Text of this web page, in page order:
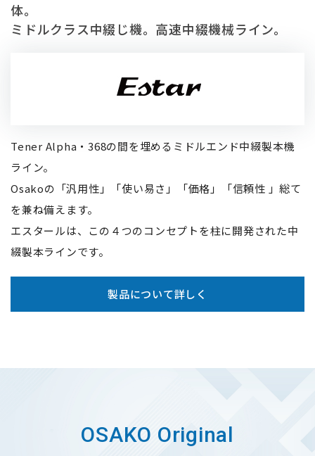
体。
ミドルクラス中綴じ機。⾼速中綴機械ライン。
Tener Alpha・368の間を埋めるミドルエンド中綴製本機
ライン。
Osakoの「汎⽤性」「使い易さ」「価格」「信頼性 」総て
を兼ね備えます。
エスタールは、この４つのコンセプトを柱に開発された中
綴製本ラインです。
製品について詳しく
OSAKO Original